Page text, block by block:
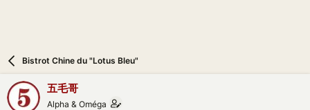
Bistrot Chine du "Lotus Bleu"
五毛哥
Alpha & Oméga